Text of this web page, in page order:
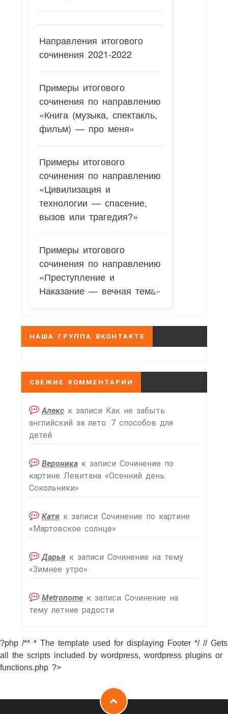
Направления итогового
сочинения 2021-2022
Примеры итогового
сочинения по направлению
«Книга (музыка, спектакль,
фильм) — про меня»
Примеры итогового
сочинения по направлению
«Цивилизация и
технологии — спасение,
вызов или трагедия?»
Примеры итогового
сочинения по направлению
«Преступление и
Наказание — вечная тема»
НАША ГРУППА ВКОНТАКТЕ
СВЕЖИЕ КОММЕНТАРИИ
Алекск записи Как не забыть
английский за лето: 7 способов для
детей
Вероникак записи Сочинение по
картине Левитана «Осенний день.
Сокольники»
Катяк записи Сочинение по картине
«Мартовское солнце»
Дарьяк записи Сочинение на тему
«Зимнее утро»
Metronomeк записи Сочинение на
тему летние радости
?php /** * The template used for displaying Footer */ // Gets
all the scripts included by wordpress, wordpress plugins or
functions.php ?>